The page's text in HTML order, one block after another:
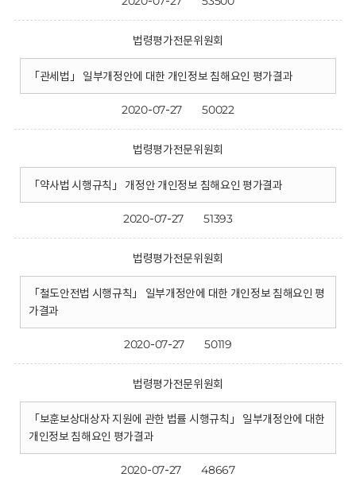
법령평가전문위원회
「관세법」 일부개정안에 대한 개인정보 침해요인 평가결과
2020-07-27 50022
법령평가전문위원회
「약사법 시행규칙」 개정안 개인정보 침해요인 평가결과
2020-07-27 51393
법령평가전문위원회
「철도안전법 시행규칙」 일부개정안에 대한 개인정보 침해요인 평
가결과
2020-07-27 50119
법령평가전문위원회
「보훈보상대상자 지원에 관한 법률 시행규칙」 일부개정안에 대한
개인정보 침해요인 평가결과
2020-07-27 48667